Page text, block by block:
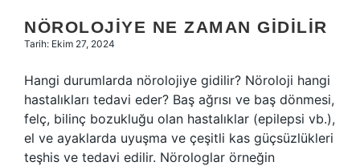
NÖROLOJIYE NE ZAMAN GIDILIR
Tarih: Ekim 27, 2024
Hangi durumlarda nörolojiye gidilir? Nöroloji hangi
hastalıkları tedavi eder? Baş ağrısı ve baş dönmesi,
felç, bilinç bozukluğu olan hastalıklar (epilepsi vb.),
el ve ayaklarda uyuşma ve çeşitli kas güçsüzlükleri
teşhis ve tedavi edilir. Nörologlar örneğin